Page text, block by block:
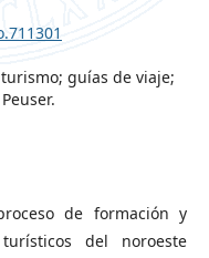
guías de viaje;
de formación y
del noroeste